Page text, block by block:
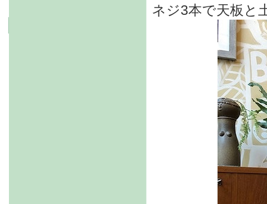
ネジ3本で天板と